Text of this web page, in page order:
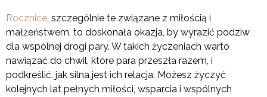
Rocznice, szczególnie te związane z miłością i
małżeństwem, to doskonała okazja, by wyrazić podziw
dla wspólnej drogi pary. W takich życzeniach warto
nawiązać do chwil, które para przeszła razem, i
podkreślić, jak silna jest ich relacja. Możesz życzyć
kolejnych lat pełnych miłości, wsparcia i wspólnych